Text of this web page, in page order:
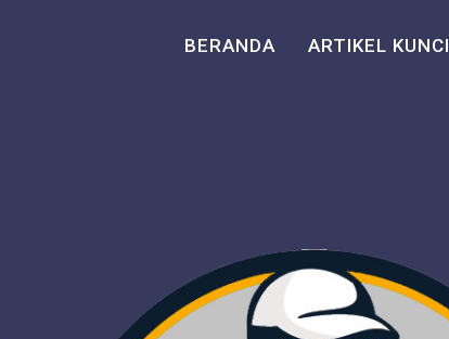
BERANDA ARTIKEL KUNCI